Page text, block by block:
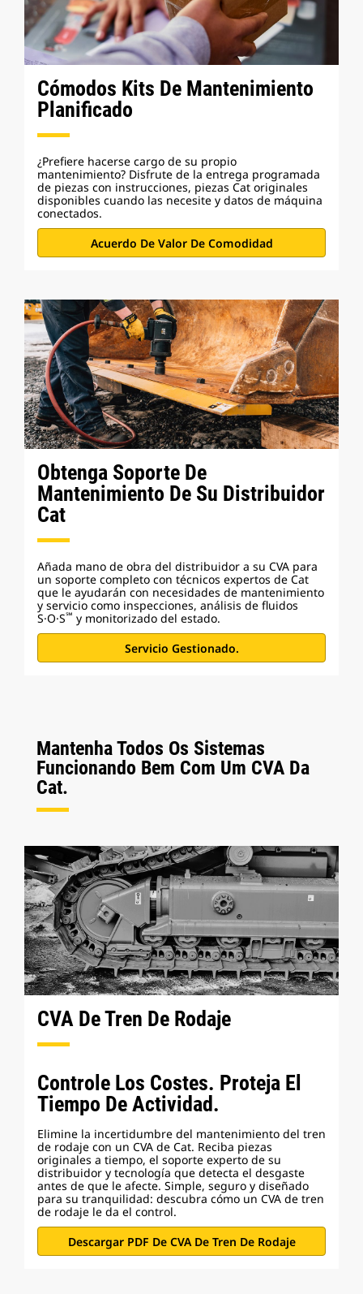
Cómodos Kits De Mantenimiento
Planificado
¿Prefiere hacerse cargo de su propio
mantenimiento? Disfrute de la entrega programada
de piezas con instrucciones, piezas Cat originales
disponibles cuando las necesite y datos de máquina
conectados.
Acuerdo De Valor De Comodidad
Obtenga Soporte De
Mantenimiento De Su Distribuidor
Cat
Añada mano de obra del distribuidor a su CVA para
un soporte completo con técnicos expertos de Cat
que le ayudarán con necesidades de mantenimiento
y servicio como inspecciones, análisis de fluidos
S·O·S℠ y monitorizado del estado.
Servicio Gestionado.
Mantenha Todos Os Sistemas
Funcionando Bem Com Um CVA Da
Cat.
CVA De Tren De Rodaje
Controle Los Costes. Proteja El
Tiempo De Actividad.
Elimine la incertidumbre del mantenimiento del tren
de rodaje con un CVA de Cat. Reciba piezas
originales a tiempo, el soporte experto de su
distribuidor y tecnología que detecta el desgaste
antes de que le afecte. Simple, seguro y diseñado
para su tranquilidad: descubra cómo un CVA de tren
de rodaje le da el control.
Descargar PDF De CVA De Tren De Rodaje